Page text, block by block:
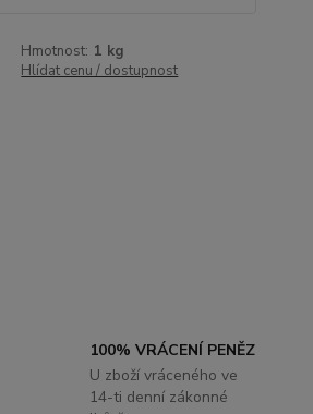
Hmotnost: 1 kg
Hlídat cenu / dostupnost
100% VRÁCENÍ PENĚZ
U zboží vráceného ve
14-ti denní zákonné